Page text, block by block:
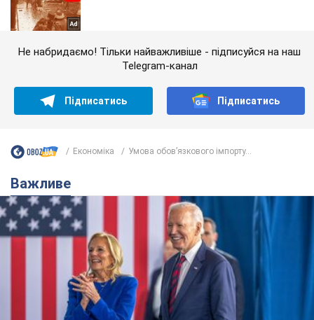
Не набридаємо! Тільки найважливіше - підписуйся на наш
Telegram-канал
Підписатись Підписатись
Економіка Умова обовʼязкового імпорту...
Важливе